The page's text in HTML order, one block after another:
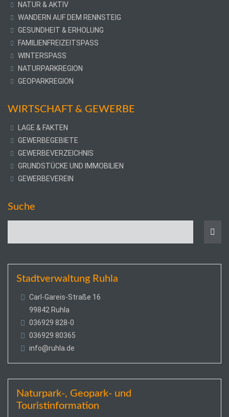
NATUR & AKTIV
WANDERN AUF DEM RENNSTEIG
GESUNDHEIT & ERHOLUNG
FAMILIENFREIZEITSPASS
WINTERSPASS
NATURPARKREGION
GEOPARKREGION
WIRTSCHAFT & GEWERBE
LAGE & FAKTEN
GEWERBEGEBIETE
GEWERBEVERZEICHNIS
GRUNDSTÜCKE UND IMMOBILIEN
GEWERBEVEREIN
Suche
Stadtverwaltung Ruhla
Carl-Gareis-Straße 16
99842 Ruhla
036929 828-0
036929 80365
info@ruhla.de
Naturpark-, Geopark- und
Touristinformation